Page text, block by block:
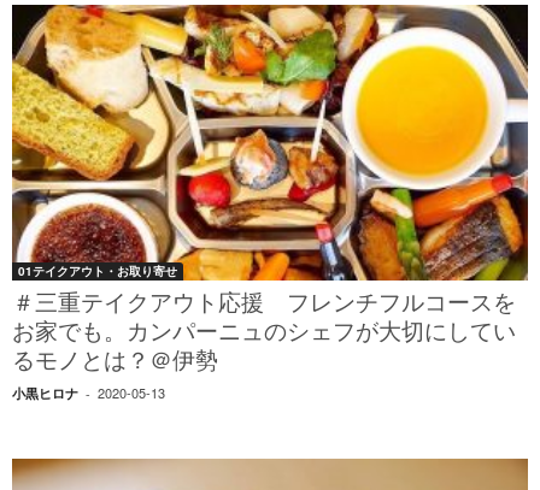
01テイクアウト・お取り寄せ
＃三重テイクアウト応援 フレンチフルコースを
お家でも。カンパーニュのシェフが大切にしてい
るモノとは？＠伊勢
小黒ヒロナ - 2020-05-13